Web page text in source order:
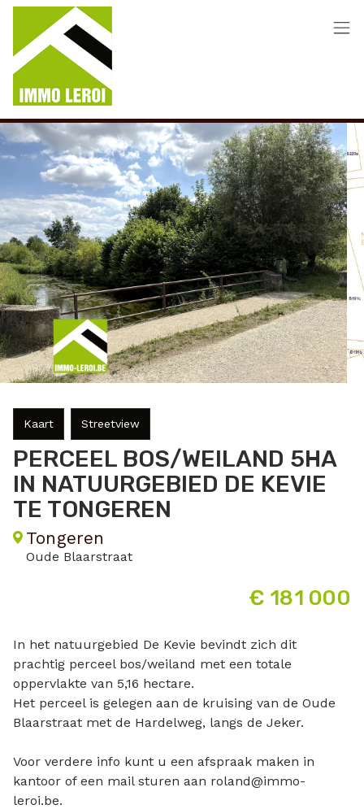
Menu overslaan en naar de inhoud gaan
PERCEEL BOS/WEILAND 5HA
IN NATUURGEBIED DE KEVIE
TE TONGEREN
Tongeren
Oude Blaarstraat
€ 181 000
Kaart Streetview
In het natuurgebied De Kevie bevindt zich dit
prachtig perceel bos/weiland met een totale
oppervlakte van 5,16 hectare.
Het perceel is gelegen aan de kruising van de Oude
Blaarstraat met de Hardelweg, langs de Jeker.
Voor verdere info kunt u een afspraak maken in
kantoor of een mail sturen aan roland@immo-
leroi.be.